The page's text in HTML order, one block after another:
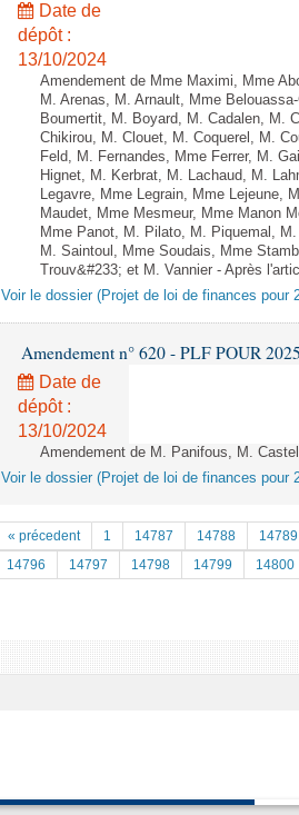
Date de
dépôt :
13/10/2024
Amendement de Mme Maximi, Mme
M. Arenas, M. Arnault, Mme
Boumertit, M. Boyard, M. Cadalen, M.
Chikirou, M. Clouet, M. Coquerel, M.
Feld, M. Fernandes, Mme Ferrer, M.
Hignet, M. Kerbrat, M. Lachaud, M.
Legavre, Mme Legrain, Mme Lejeune,
Maudet, Mme Mesmeur, Mme Manon
Mme Panot, M. Pilato, M. Piquemal,
M. Saintoul, Mme Soudais, Mme
Trouv&#233; et M. Vannier - Après
Voir le dossier (Projet de loi de finances pour
Amendement n° 620 - PLF POUR
Date de
dépôt :
13/10/2024
Amendement de M. Panifous, M.
Voir le dossier (Projet de loi de finances pour
« précedent 1 14787 14788 14789
14796
14797 14798 14799 14800